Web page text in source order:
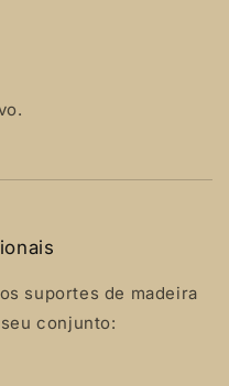
suportes de madeira
conjunto: